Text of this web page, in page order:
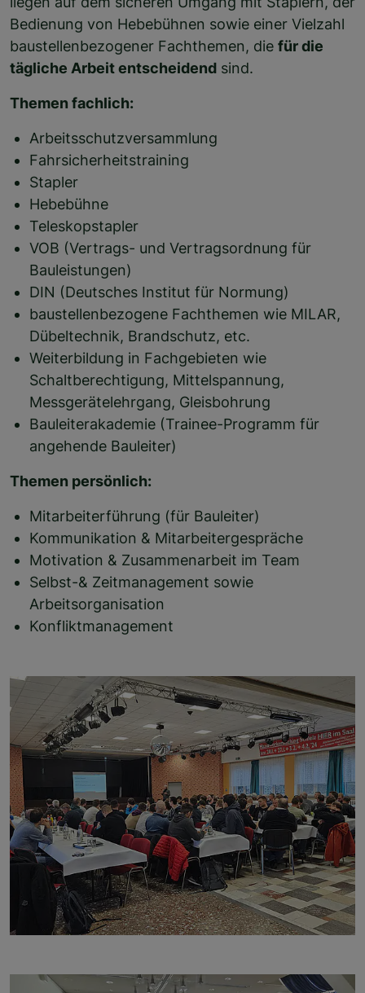
Bedienung von Hebebühnen sowie einer Vielzahl
baustellenbezogener Fachthemen, die für die
tägliche Arbeit entscheidend sind.
Themen fachlich:
Arbeitsschutzversammlung
Fahrsicherheitstraining
Stapler
Hebebühne
Teleskopstapler
VOB (Vertrags- und Vertragsordnung für
Bauleistungen)
DIN (Deutsches Institut für Normung)
baustellenbezogene Fachthemen wie MILAR,
Dübeltechnik, Brandschutz, etc.
Weiterbildung in Fachgebieten wie
Schaltberechtigung, Mittelspannung,
Messgerätelehrgang, Gleisbohrung
Bauleiterakademie (Trainee-Programm für
angehende Bauleiter)
Themen persönlich:
Mitarbeiterführung (für Bauleiter)
Kommunikation & Mitarbeitergespräche
Motivation & Zusammenarbeit im Team
Selbst-& Zeitmanagement sowie
Arbeitsorganisation
Konfliktmanagement